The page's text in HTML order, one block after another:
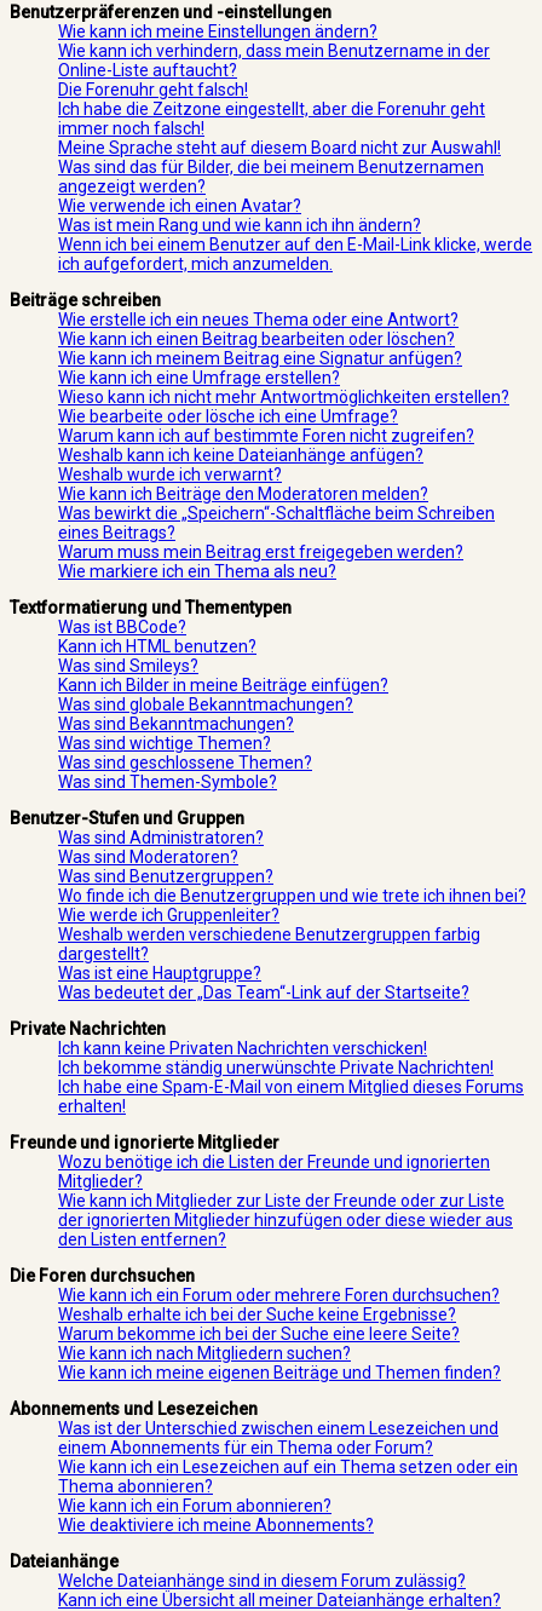
Benutzerpräferenzen und -einstellungen
Wie kann ich meine Einstellungen ändern?
Wie kann ich verhindern, dass mein Benutzername in der
Online-Liste auftaucht?
Die Forenuhr geht falsch!
Ich habe die Zeitzone eingestellt, aber die Forenuhr geht
immer noch falsch!
Meine Sprache steht auf diesem Board nicht zur Auswahl!
Was sind das für Bilder, die bei meinem Benutzernamen
angezeigt werden?
Wie verwende ich einen Avatar?
Was ist mein Rang und wie kann ich ihn ändern?
Wenn ich bei einem Benutzer auf den E-Mail-Link klicke, werde
ich aufgefordert, mich anzumelden.
Beiträge schreiben
Wie erstelle ich ein neues Thema oder eine Antwort?
Wie kann ich einen Beitrag bearbeiten oder löschen?
Wie kann ich meinem Beitrag eine Signatur anfügen?
Wie kann ich eine Umfrage erstellen?
Wieso kann ich nicht mehr Antwortmöglichkeiten erstellen?
Wie bearbeite oder lösche ich eine Umfrage?
Warum kann ich auf bestimmte Foren nicht zugreifen?
Weshalb kann ich keine Dateianhänge anfügen?
Weshalb wurde ich verwarnt?
Wie kann ich Beiträge den Moderatoren melden?
Was bewirkt die „Speichern“-Schaltfläche beim Schreiben
eines Beitrags?
Warum muss mein Beitrag erst freigegeben werden?
Wie markiere ich ein Thema als neu?
Textformatierung und Thementypen
Was ist BBCode?
Kann ich HTML benutzen?
Was sind Smileys?
Kann ich Bilder in meine Beiträge einfügen?
Was sind globale Bekanntmachungen?
Was sind Bekanntmachungen?
Was sind wichtige Themen?
Was sind geschlossene Themen?
Was sind Themen-Symbole?
Benutzer-Stufen und Gruppen
Was sind Administratoren?
Was sind Moderatoren?
Was sind Benutzergruppen?
Wo finde ich die Benutzergruppen und wie trete ich ihnen bei?
Wie werde ich Gruppenleiter?
Weshalb werden verschiedene Benutzergruppen farbig
dargestellt?
Was ist eine Hauptgruppe?
Was bedeutet der „Das Team“-Link auf der Startseite?
Private Nachrichten
Ich kann keine Privaten Nachrichten verschicken!
Ich bekomme ständig unerwünschte Private Nachrichten!
Ich habe eine Spam-E-Mail von einem Mitglied dieses Forums
erhalten!
Freunde und ignorierte Mitglieder
Wozu benötige ich die Listen der Freunde und ignorierten
Mitglieder?
Wie kann ich Mitglieder zur Liste der Freunde oder zur Liste
der ignorierten Mitglieder hinzufügen oder diese wieder aus
den Listen entfernen?
Die Foren durchsuchen
Wie kann ich ein Forum oder mehrere Foren durchsuchen?
Weshalb erhalte ich bei der Suche keine Ergebnisse?
Warum bekomme ich bei der Suche eine leere Seite?
Wie kann ich nach Mitgliedern suchen?
Wie kann ich meine eigenen Beiträge und Themen finden?
Abonnements und Lesezeichen
Was ist der Unterschied zwischen einem Lesezeichen und
einem Abonnements für ein Thema oder Forum?
Wie kann ich ein Lesezeichen auf ein Thema setzen oder ein
Thema abonnieren?
Wie kann ich ein Forum abonnieren?
Wie deaktiviere ich meine Abonnements?
Dateianhänge
Welche Dateianhänge sind in diesem Forum zulässig?
Kann ich eine Übersicht all meiner Dateianhänge erhalten?